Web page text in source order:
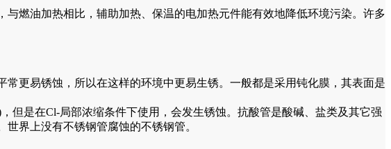
燃油加热相比，辅助加热、保温的电加热元件能有效地降低环境污染。许多
更易锈蚀，所以在这样的环境中更易生锈。一般都是采用钝化膜，其表面是
但是在Cl-局部浓缩条件下使用，会发生锈蚀。抗酸管是酸碱、盐类及其它强
界上没有不锈钢管腐蚀的不锈钢管。